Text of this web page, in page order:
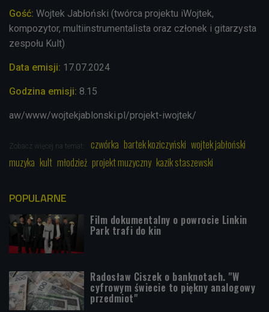
Gość: Wojtek Jabłoński (twórca projektu iWojtek,
kompozytor, multiinstrumentalista oraz członek i gitarzysta
zespołu Kult)
Data emisji: 17.07.2024
Godzina emisji: 8.15
aw/www/wojtekjablonski.pl/projekt-iwojtek/
Zobacz więcej na temat: czwórka bartek koziczyński wojtek jabłoński
muzyka kult młodzież projekt muzyczny kazik staszewski
POPULARNE
Film dokumentalny o powrocie Linkin
Park trafi do kin
Radosław Ciszek o banknotach. "W
cyfrowym świecie to piękny analogowy
przedmiot"